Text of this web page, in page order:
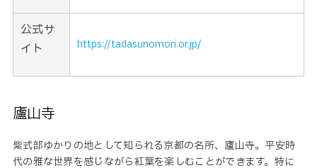
公式サ
イト
https://tadasunomori.or.jp/
廬山寺
紫式部ゆかりの地として知られる京都の名所、廬山寺。平安時
代の雅な世界を感じながら紅葉を楽しむことができます。特に